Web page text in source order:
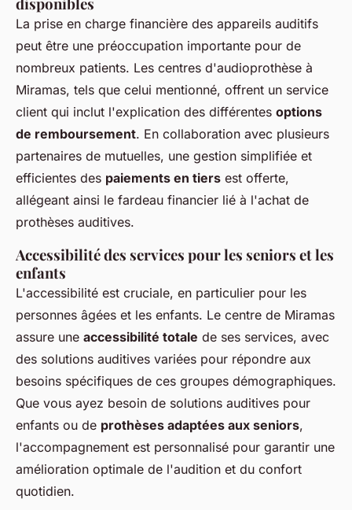
La prise en charge financière des appareils auditifs
peut être une préoccupation importante pour de
nombreux patients. Les centres d'audioprothèse à
Miramas, tels que celui mentionné, offrent un service
client qui inclut l'explication des différentes options
de remboursement. En collaboration avec plusieurs
partenaires de mutuelles, une gestion simplifiée et
efficientes des paiements en tiers est offerte,
allégeant ainsi le fardeau financier lié à l'achat de
prothèses auditives.
Accessibilité des services pour les seniors et les
enfants
L'accessibilité est cruciale, en particulier pour les
personnes âgées et les enfants. Le centre de Miramas
assure une accessibilité totale de ses services, avec
des solutions auditives variées pour répondre aux
besoins spécifiques de ces groupes démographiques.
Que vous ayez besoin de solutions auditives pour
enfants ou de prothèses adaptées aux seniors,
l'accompagnement est personnalisé pour garantir une
amélioration optimale de l'audition et du confort
quotidien.